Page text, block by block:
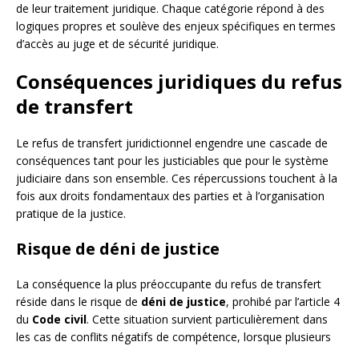
de leur traitement juridique. Chaque catégorie répond à des
logiques propres et soulève des enjeux spécifiques en termes
d’accès au juge et de sécurité juridique.
Conséquences juridiques du refus
de transfert
Le refus de transfert juridictionnel engendre une cascade de
conséquences tant pour les justiciables que pour le système
judiciaire dans son ensemble. Ces répercussions touchent à la
fois aux droits fondamentaux des parties et à l’organisation
pratique de la justice.
Risque de déni de justice
La conséquence la plus préoccupante du refus de transfert
réside dans le risque de déni de justice, prohibé par l’article 4
du Code civil. Cette situation survient particulièrement dans
les cas de conflits négatifs de compétence, lorsque plusieurs